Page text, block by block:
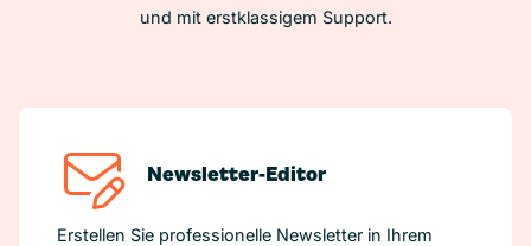
und mit erstklassigem Support.
Newsletter-Editor
Erstellen Sie professionelle Newsletter in Ihrem